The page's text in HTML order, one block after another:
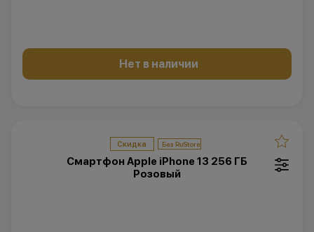
Нет в наличии
Скидка
Смартфон Apple iPhone 13 256 ГБ
Розовый